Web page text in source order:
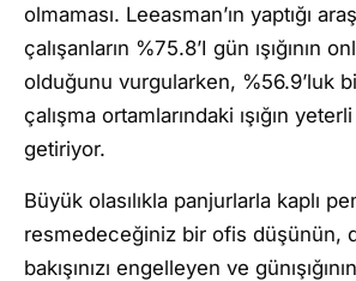
olmaması. Leeasman’ın yaptığı
çalışanların %75.8’I gün ışığının
olduğunu vurgularken, %56.9’luk
çalışma ortamlarındaki ışığın
getiriyor.
Büyük olasılıkla panjurlarla kaplı
resmedeceğiniz bir ofis düşünün,
bakışınızı engelleyen ve